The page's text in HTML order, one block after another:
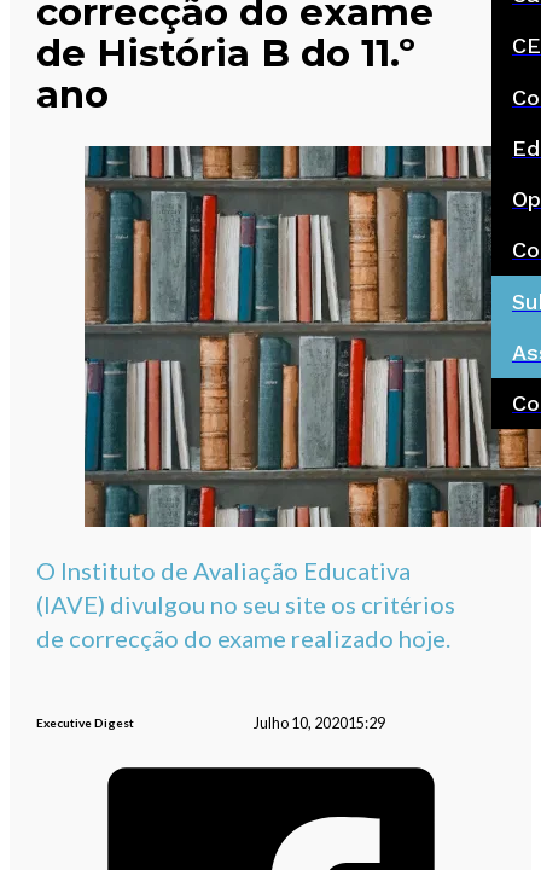
correcção do exame
de História B do 11.º
ano
O Instituto de Avaliação Educativa
(IAVE) divulgou no seu site os critérios
de correcção do exame realizado hoje.
Executive Digest Julho 10, 202015:29